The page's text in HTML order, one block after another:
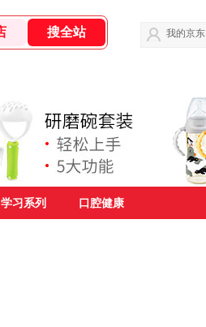
我的京东
学习系列 口腔健康